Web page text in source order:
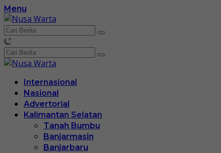
Langsung
ke
konten
Menu
Internasional
Nasional
Advertorial
Kalimantan Selatan
Tanah Bumbu
Banjarmasin
Banjarbaru